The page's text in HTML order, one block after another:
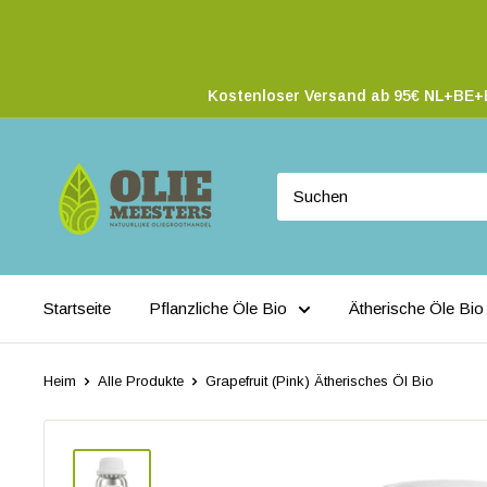
Kostenloser Versand ab 95€
Startseite Pflanzliche Öle Bio Ätherische Öle Bio
Heim Alle Produkte Grapefruit (Pink) Ätherisches Öl Bio